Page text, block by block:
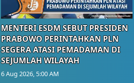
MENTERI ESDM SEBUT PRESIDEN
PRABOWO PERINTAHKAN PLN
SEGERA ATASI PEMADAMAN DI
SEJUMLAH WILAYAH
6 Aug 2026, 5:00 AM